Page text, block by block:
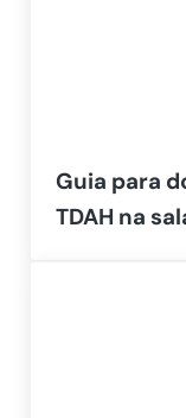
Guia para
TDAH na